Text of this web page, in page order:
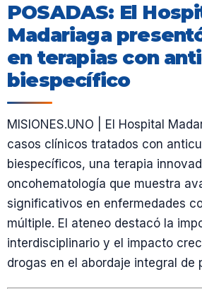
POSADAS: El
Madariaga
en terapias con
biespecífico
MISIONES.UNO | El Hospital
casos clínicos tratados con
biespecíficos, una terapia
oncohematología que muestra
significativos en enfermedades
múltiple. El ateneo destacó la
interdisciplinario y el impacto
drogas en el abordaje integral de